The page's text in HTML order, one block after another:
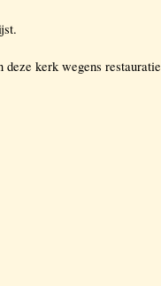
kerk wegens restauratie